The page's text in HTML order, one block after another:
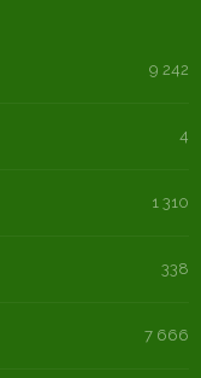
9 242
4
1 310
338
7 666